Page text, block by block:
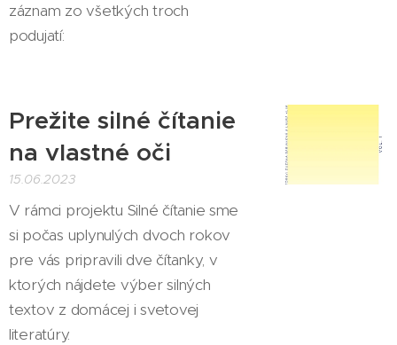
záznam zo všetkých troch
podujatí:
Prežite silné čítanie
na vlastné oči
15.06.2023
V rámci projektu Silné čítanie sme
si počas uplynulých dvoch rokov
pre vás pripravili dve čítanky, v
ktorých nájdete výber silných
textov z domácej i svetovej
literatúry.